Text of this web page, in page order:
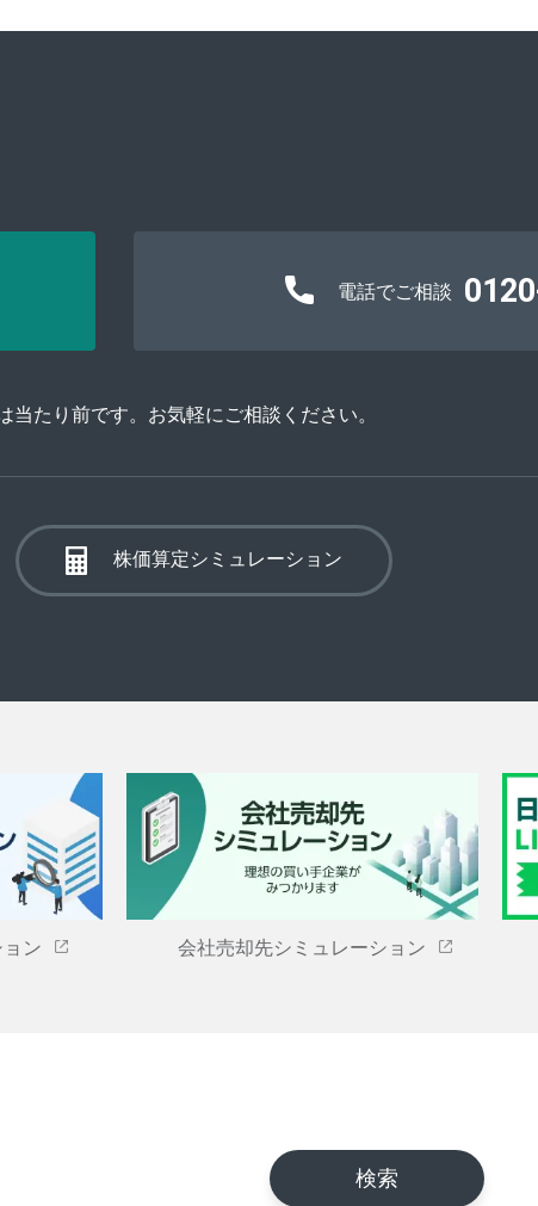
電話でご相談
たり前です。お気軽にご相談ください。
株価算定シミュレーション
ン 会社売却先シミュレーション